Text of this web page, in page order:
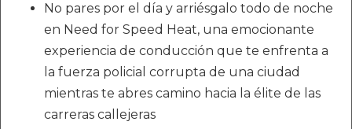
No pares por el día y arriésgalo todo de noche
en Need for Speed Heat, una emocionante
experiencia de conducción que te enfrenta a
la fuerza policial corrupta de una ciudad
mientras te abres camino hacia la élite de las
carreras callejeras